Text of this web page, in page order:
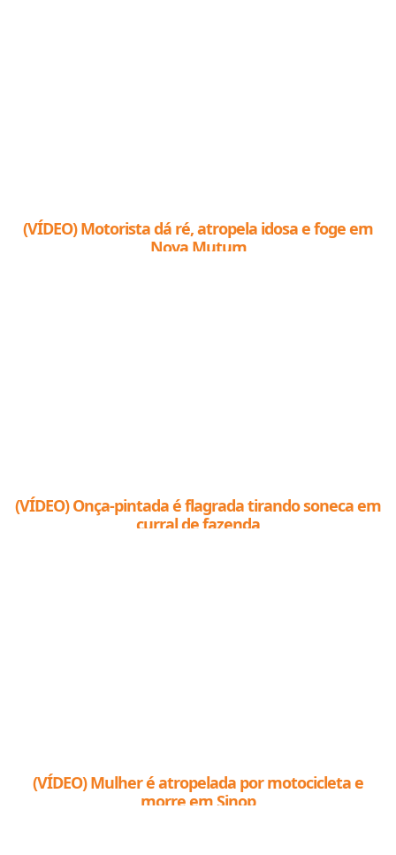
(VÍDEO) Motorista dá ré, atropela idosa e foge em
Nova Mutum
(VÍDEO) Onça-pintada é flagrada tirando soneca em
curral de fazenda
(VÍDEO) Mulher é atropelada por motocicleta e
morre em Sinop